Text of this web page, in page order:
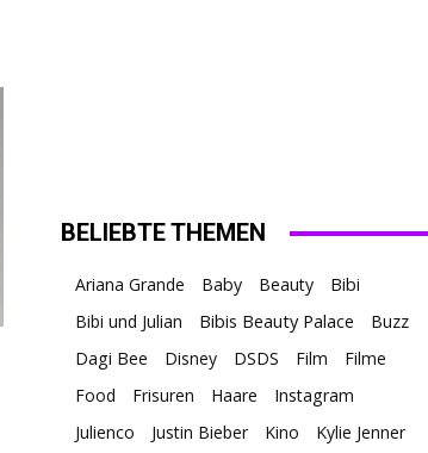
BELIEBTE THEMEN
Ariana Grande Baby Beauty
Bibi
Bibi und Julian
Bibis Beauty Palace
Buzz
Dagi Bee
Disney DSDS Film
Filme
Food
Frisuren Haare
Instagram
Julienco
Justin Bieber Kino Kylie Jenner